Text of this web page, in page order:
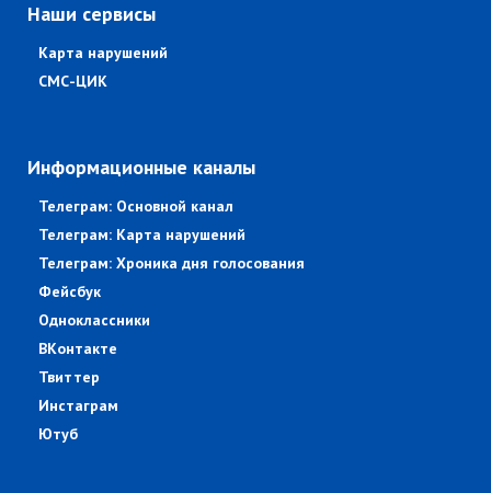
Наши сервисы
Карта нарушений
СМС-ЦИК
Информационные каналы
Телеграм: Основной канал
Телеграм: Карта нарушений
Телеграм: Хроника дня голосования
Фейсбук
Одноклассники
ВКонтакте
Твиттер
Инстаграм
Ютуб